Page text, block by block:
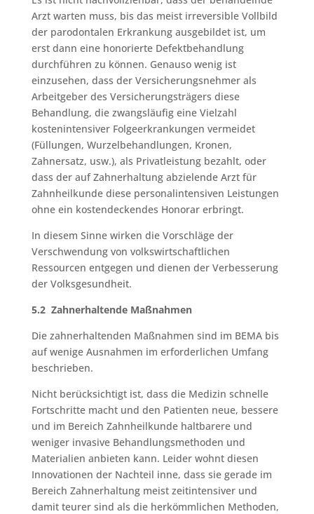
Arzt warten muss, bis das meist irreversible Vollbild
der parodontalen Erkrankung ausgebildet ist, um
erst dann eine honorierte Defektbehandlung
durchführen zu können. Genauso wenig ist
einzusehen, dass der Versicherungsnehmer als
Arbeitgeber des Versicherungsträgers diese
Behandlung, die zwangsläufig eine Vielzahl
kostenintensiver Folgeerkrankungen vermeidet
(Füllungen, Wurzelbehandlungen, Kronen,
Zahnersatz, usw.), als Privatleistung bezahlt, oder
dass der auf Zahnerhaltung abzielende Arzt für
Zahnheilkunde diese personalintensiven Leistungen
ohne ein kostendeckendes Honorar erbringt.
In diesem Sinne wirken die Vorschläge der
Verschwendung von volkswirtschaftlichen
Ressourcen entgegen und dienen der Verbesserung
der Volksgesundheit.
5.2 Zahnerhaltende Maßnahmen
Die zahnerhaltenden Maßnahmen sind im BEMA bis
auf wenige Ausnahmen im erforderlichen Umfang
beschrieben.
Nicht berücksichtigt ist, dass die Medizin schnelle
Fortschritte macht und den Patienten neue, bessere
und im Bereich Zahnheilkunde haltbarere und
weniger invasive Behandlungsmethoden und
Materialien anbieten kann. Leider wohnt diesen
Innovationen der Nachteil inne, dass sie gerade im
Bereich Zahnerhaltung meist zeitintensiver und
damit teurer sind als die herkömmlichen Methoden,